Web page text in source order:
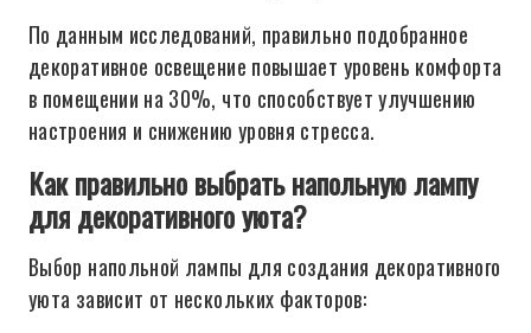
По данным исследований, правильно подобранное
декоративное освещение повышает уровень комфорта
в помещении на 30%, что способствует улучшению
настроения и снижению уровня стресса.
Как правильно выбрать напольную лампу
для декоративного уюта?
Выбор напольной лампы для создания декоративного
уюта зависит от нескольких факторов: